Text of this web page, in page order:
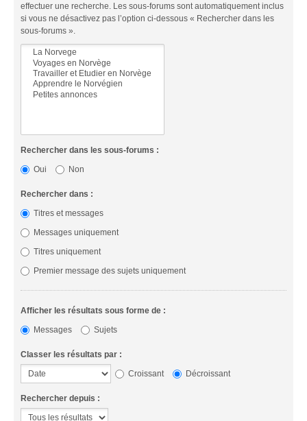
effectuer une recherche. Les sous-forums sont automatiquement inclus
si vous ne désactivez pas l’option ci-dessous « Rechercher dans les
sous-forums ».
Rechercher dans les sous-forums :
Oui
Non
Rechercher dans :
Titres et messages
Messages uniquement
Titres uniquement
Premier message des sujets uniquement
Afficher les résultats sous forme de :
Messages
Sujets
Classer les résultats par :
Croissant
Décroissant
Rechercher depuis :